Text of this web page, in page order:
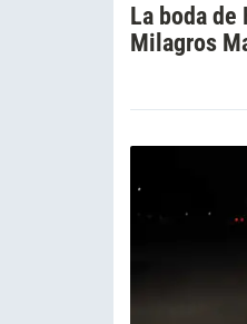
La boda
Milagros